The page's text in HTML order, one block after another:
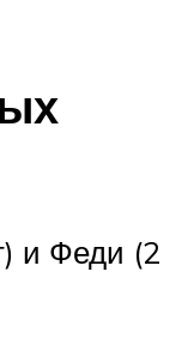
и Феди (2